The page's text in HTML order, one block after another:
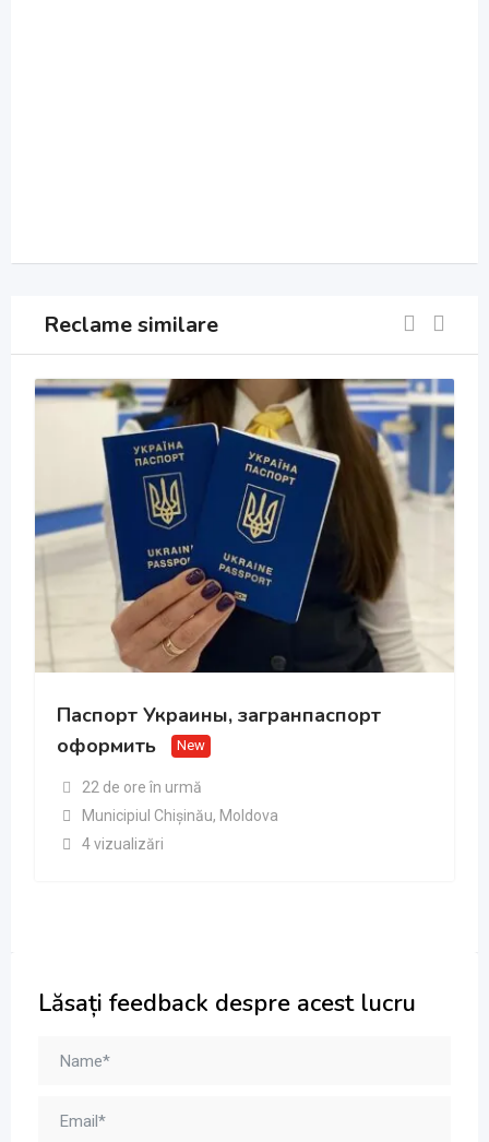
Reclame similare
Паспорт Украины, загранпаспорт
оформить
New
22 de ore în urmă
Municipiul Chișinău, Moldova
4 vizualizări
Lăsați feedback despre acest lucru